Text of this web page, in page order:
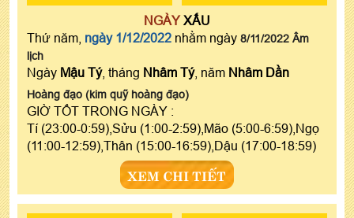
NGÀYXẤU
Thứ năm, ngày 1/12/2022 nhằm ngày 8/11/2022 Âm
lịch
Ngày Mậu Tý, tháng Nhâm Tý, năm Nhâm Dần
Hoàng đạo (kim quỹ hoàng đạo)
GIỜ TỐT TRONG NGÀY :
Tí (23:00-0:59),Sửu (1:00-2:59),Mão (5:00-6:59),Ngọ
(11:00-12:59),Thân (15:00-16:59),Dậu (17:00-18:59)
XEM CHI TIẾT